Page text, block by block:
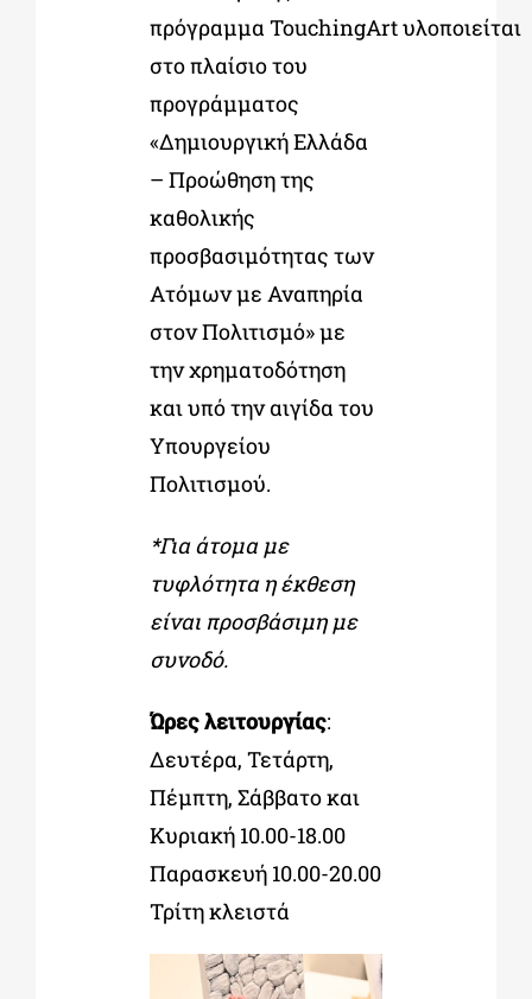
πρόγραμμα TouchingArt υλοποιείται
στο πλαίσιο του
προγράμματος
«Δημιουργική Ελλάδα
– Προώθηση της
καθολικής
προσβασιμότητας των
Ατόμων με Αναπηρία
στον Πολιτισμό» με
την χρηματοδότηση
και υπό την αιγίδα του
Υπουργείου
Πολιτισμού.
*Για άτομα με
τυφλότητα η έκθεση
είναι προσβάσιμη με
συνοδό.
Ώρες λειτουργίας:
Δευτέρα, Τετάρτη,
Πέμπτη, Σάββατο και
Κυριακή 10.00-18.00
Παρασκευή 10.00-20.00
Τρίτη κλειστά